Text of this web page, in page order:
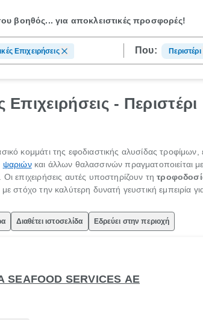
βοηθός...για αποκλειστικές προσφορές!
Επιχειρήσεις Που: Περιστέρι
Επιχειρήσεις - Περιστέρι
κομμάτι της εφοδιαστικής αλυσίδας τροφίμων,
ψαριώνκαι άλλων θαλασσινών πραγματοποιείται
επιχειρήσεις αυτές υποστηρίζουν τη
στόχο την καλύτερη δυνατή γευστική εμπειρία
Διαθέτει ιστοσελίδα Εδρεύει στην περιοχή
SEAFOOD SERVICES ΑΕ